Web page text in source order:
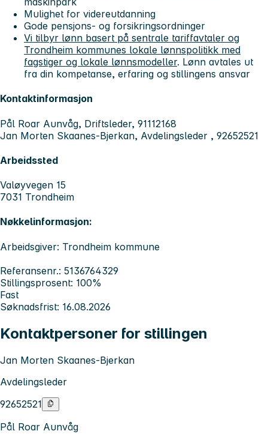
Mulighet for videreutdanning
Gode pensjons- og forsikringsordninger
Vi tilbyr lønn basert på sentrale tariffavtaler og
Trondheim kommunes lokale lønnspolitikk med
fagstiger og lokale lønnsmodeller. Lønn avtales ut
fra din kompetanse, erfaring og stillingens ansvar
Kontaktinformasjon
Pål Roar Aunvåg, Driftsleder, 91112168
Jan Morten Skaanes-Bjerkan, Avdelingsleder , 92652521
Arbeidssted
Valøyvegen 15
7031 Trondheim
Nøkkelinformasjon:
Arbeidsgiver: Trondheim kommune
Referansenr.: 5136764329
Stillingsprosent: 100%
Fast
Søknadsfrist: 16.08.2026
Kontaktpersoner for stillingen
Jan Morten Skaanes-Bjerkan
Avdelingsleder
92652521
Pål Roar Aunvåg